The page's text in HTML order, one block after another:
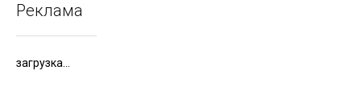
Реклама
загрузка...